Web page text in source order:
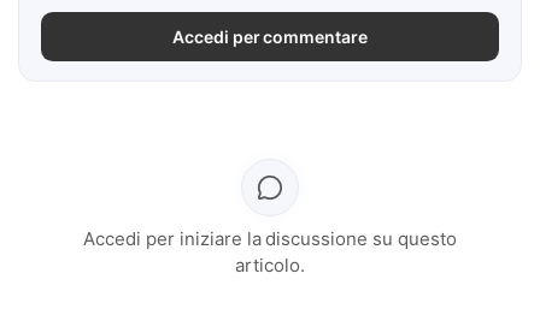
Accedi per commentare
Accedi per iniziare la discussione su questo
articolo.